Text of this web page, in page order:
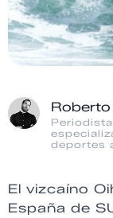
Roberto
Periodista
deportes
El vizcaíno
España de